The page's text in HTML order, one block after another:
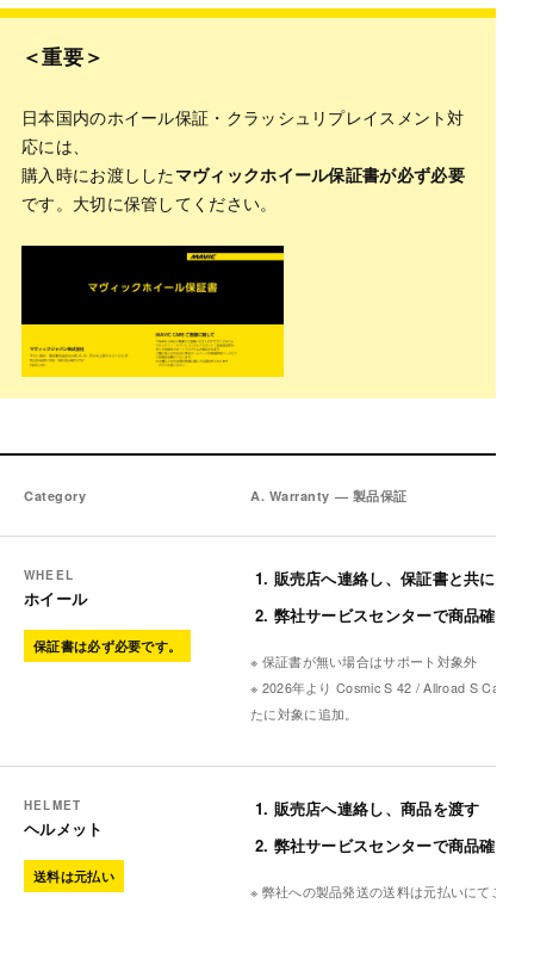
＜重要＞
日本国内のホイール保証・クラッシュリプレイスメント対
応には、
購入時にお渡ししたマヴィックホイール保証書が必ず必要
です。大切に保管してください。
Category A. Warranty — 製品保証
WHEEL
ホイール
保証書は必ず必要です。
販売店へ連絡し、保証書と共に商品
弊社サービスセンターで商品確認
※ 保証書が無い場合はサポート対象外
※ 2026年より Cosmic S 42 / Allroad S Carbon
たに対象に追加。
HELMET
ヘルメット
送料は元払い
販売店へ連絡し、商品を渡す
弊社サービスセンターで商品確認
※ 弊社への製品発送の送料は元払いにてご対